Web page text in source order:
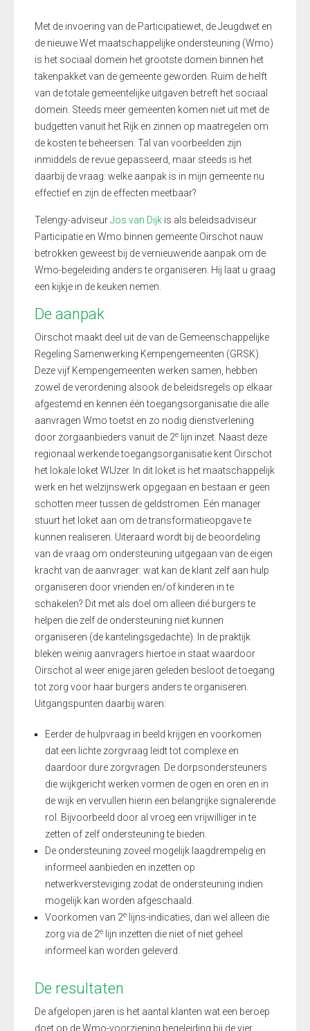
Met de invoering van de Participatiewet, de Jeugdwet en
de nieuwe Wet maatschappelijke ondersteuning (Wmo)
is het sociaal domein het grootste domein binnen het
takenpakket van de gemeente geworden. Ruim de helft
van de totale gemeentelijke uitgaven betreft het sociaal
domein. Steeds meer gemeenten komen niet uit met de
budgetten vanuit het Rijk en zinnen op maatregelen om
de kosten te beheersen. Tal van voorbeelden zijn
inmiddels de revue gepasseerd, maar steeds is het
daarbij de vraag: welke aanpak is in mijn gemeente nu
effectief en zijn de effecten meetbaar?
Telengy-adviseurJos van Dijk is als beleidsadviseur
Participatie en Wmo binnen gemeente Oirschot nauw
betrokken geweest bij de vernieuwende aanpak om de
Wmo-begeleiding anders te organiseren. Hij laat u graag
een kijkje in de keuken nemen.
De aanpak
Oirschot maakt deel uit de van de Gemeenschappelijke
Regeling Samenwerking Kempengemeenten (GRSK).
Deze vijf Kempengemeenten werken samen, hebben
zowel de verordening alsook de beleidsregels op elkaar
afgestemd en kennen één toegangsorganisatie die alle
aanvragen Wmo toetst en zo nodig dienstverlening
door zorgaanbieders vanuit de 2e lijn inzet. Naast deze
regionaal werkende toegangsorganisatie kent Oirschot
het lokale loket WIJzer. In dit loket is het maatschappelijk
werk en het welzijnswerk opgegaan en bestaan er geen
schotten meer tussen de geldstromen. Eén manager
stuurt het loket aan om de transformatieopgave te
kunnen realiseren. Uiteraard wordt bij de beoordeling
van de vraag om ondersteuning uitgegaan van de eigen
kracht van de aanvrager: wat kan de klant zelf aan hulp
organiseren door vrienden en/of kinderen in te
schakelen? Dit met als doel om alleen dié burgers te
helpen die zelf de ondersteuning niet kunnen
organiseren (de kantelingsgedachte). In de praktijk
bleken weinig aanvragers hiertoe in staat waardoor
Oirschot al weer enige jaren geleden besloot de toegang
tot zorg voor haar burgers anders te organiseren.
Uitgangspunten daarbij waren:
Eerder de hulpvraag in beeld krijgen en voorkomen
dat een lichte zorgvraag leidt tot complexe en
daardoor dure zorgvragen. De dorpsondersteuners
die wijkgericht werken vormen de ogen en oren en in
de wijk en vervullen hierin een belangrijke signalerende
rol. Bijvoorbeeld door al vroeg een vrijwilliger in te
zetten of zelf ondersteuning te bieden.
De ondersteuning zoveel mogelijk laagdrempelig en
informeel aanbieden en inzetten op
netwerkversteviging zodat de ondersteuning indien
mogelijk kan worden afgeschaald.
Voorkomen van 2e lijns-indicaties, dan wel alleen die
zorg via de 2e lijn inzetten die niet of niet geheel
informeel kan worden geleverd.
De resultaten
De afgelopen jaren is het aantal klanten wat een beroep
doet op de Wmo-voorziening begeleiding bij de vier